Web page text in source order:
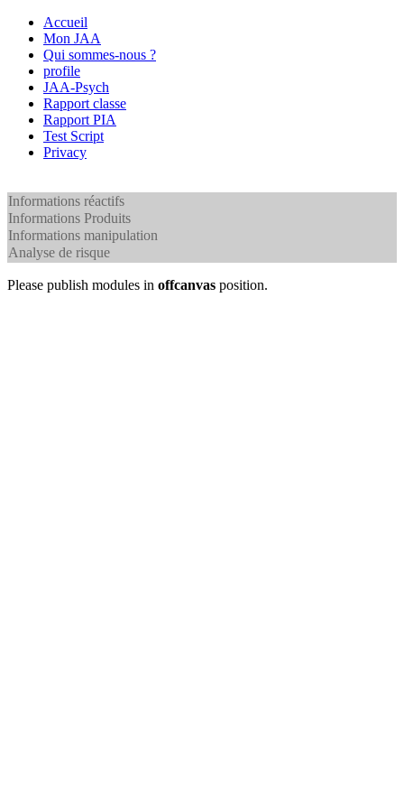
Accueil
Mon JAA
Qui sommes-nous ?
profile
JAA-Psych
Rapport classe
Rapport PIA
Test Script
Privacy
Informations réactifs
Informations Produits
Informations manipulation
Analyse de risque
Please publish modules in offcanvas position.